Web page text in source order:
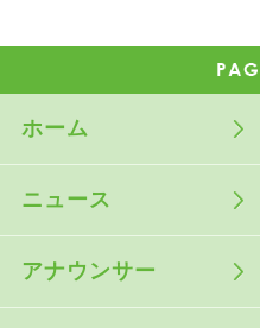
ホーム
ニュース
アナウンサー